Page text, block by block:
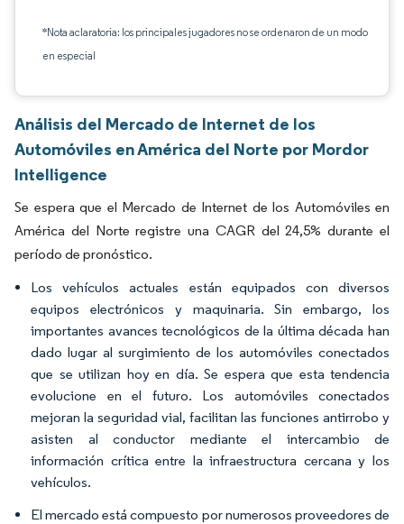
*Nota aclaratoria: los principales jugadores no se ordenaron de un modo
en especial
Análisis del Mercado de Internet de los
Automóviles en América del Norte por Mordor
Intelligence
Se espera que el Mercado de Internet de los Automóviles en
América del Norte registre una CAGR del 24,5% durante el
período de pronóstico.
Los vehículos actuales están equipados con diversos
equipos electrónicos y maquinaria. Sin embargo, los
importantes avances tecnológicos de la última década han
dado lugar al surgimiento de los automóviles conectados
que se utilizan hoy en día. Se espera que esta tendencia
evolucione en el futuro. Los automóviles conectados
mejoran la seguridad vial, facilitan las funciones antirrobo y
asisten al conductor mediante el intercambio de
información crítica entre la infraestructura cercana y los
vehículos.
El mercado está compuesto por numerosos proveedores de